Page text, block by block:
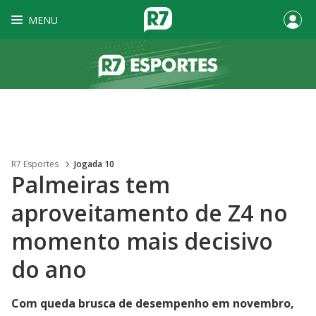
MENU
R7 Esportes Jogada 10
Palmeiras tem
aproveitamento de Z4 no
momento mais decisivo
do ano
Com queda brusca de desempenho em novembro,